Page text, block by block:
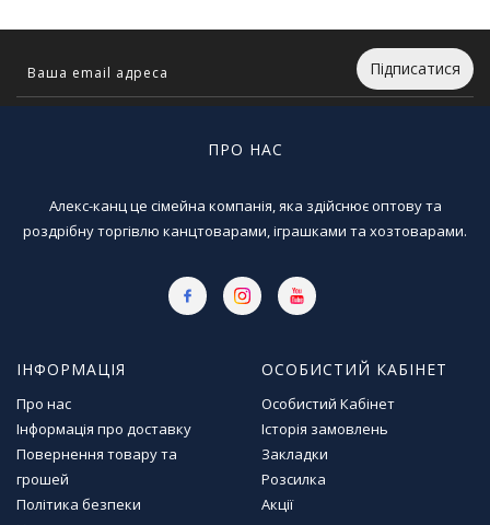
Підписатися
ПРО НАС
Алекс-канц це сімейна компанія, яка здійснює оптову та
роздрібну торгівлю канцтоварами, іграшками та хозтоварами.
ІНФОРМАЦІЯ
Про нас
Інформація про доставку
Повернення товару та
грошей
Політика безпеки
ОСОБИСТИЙ КАБІНЕТ
Особистий Кабінет
Історія замовлень
Закладки
Розсилка
Акції